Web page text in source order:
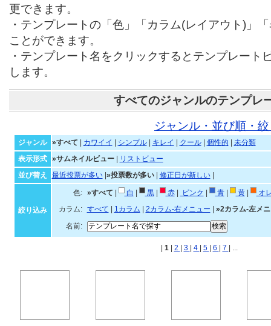
更できます。
・テンプレートの「色」「カラム(レイアウト)」
ことができます。
・テンプレート名をクリックするとテンプレート
します。
すべてのジャンルのテンプレ
ジャンル・並び順・
ジャンル »すべて カワイイ シンプル| キレイ クール| 個性的
未分類
表示形式
»サムネイルビュー|
リストビュー
並び替え
最近投票が多い| »投票数が多い| 修正日が新しい|
絞り込み
色: »すべて 白 黒| 赤| ピンク| 青| 黄|
カラム:
すべて 1カラム 2カラム-右メニュー
»2カラム-左メ
名前:
1 2 3 4 5 6 7 | ...